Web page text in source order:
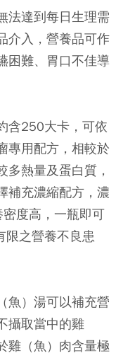
法達到每日生理需
介入，營養品可作
困難、胃口不佳導
含250大卡，可依
專用配方，相較於
多熱量及蛋白質，
補充濃縮配方 ，濃
度高，一瓶即可
之營養不良患
魚）湯可以補充營
攝取當中的雞
雞（魚）肉含量極